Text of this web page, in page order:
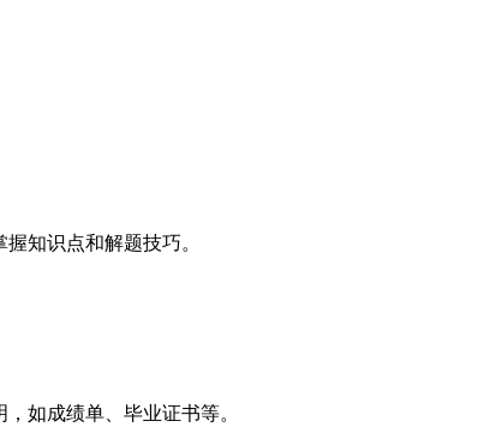
知识点和解题技巧。
如成绩单、毕业证书等。